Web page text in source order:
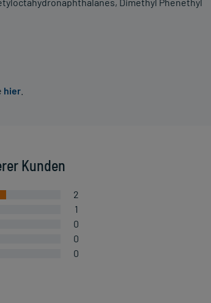
hier
Kunden
2
1
0
0
0